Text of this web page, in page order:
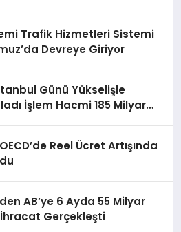
Trafik Hizmetleri Sistemi
Devreye Giriyor
Günü Yükselişle
İşlem Hacmi 185 Milyar
Reel Ücret Artışında
AB’ye 6 Ayda 55 Milyar
İhracat Gerçekleşti